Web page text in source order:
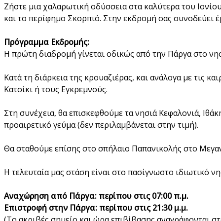
Ζήστε μια χαλαρωτική οδύσσεια στα καλύτερα του
και το περίφημο Σκορπιό. Στην εκδρομή σας συνοδεύει
Πρόγραμμα Εκδρομής:
Η πρώτη διαδρομή γίνεται οδικώς από την Πάργα στο
Κατά τη διάρκεια της κρουαζιέρας, και ανάλογα με τις
Κατσίκι ή τους Εγκρεμνούς.
Στη συνέχεια, θα επισκεφθούμε τα νησιά Κεφαλονιά,
προαιρετικό γεύμα (δεν περιλαμβάνεται στην τιμή).
Θα σταθούμε επίσης στο σπήλαιο Παπανικολής στο
Η τελευταία μας στάση είναι στο πασίγνωστο ιδιωτικό
Αναχώρηση από Πάργα: περίπου στις 07:00 π.μ.
Επιστροφή στην Πάργα: περίπου στις 21:30 μ.μ.